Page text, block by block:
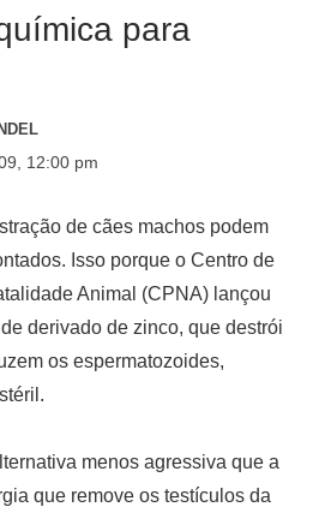
para
12:00 pm
de cães machos podem
Isso porque o Centro de
Animal (CPNA) lançou
derivado de zinco, que destrói
os espermatozoides,
menos agressiva que a
que remove os testículos da